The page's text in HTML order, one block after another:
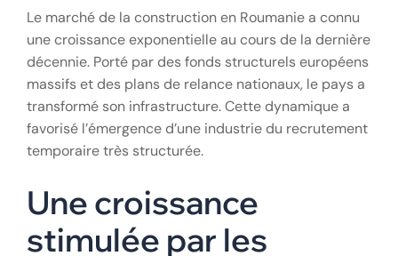
Le marché de la construction en Roumanie a connu
une croissance exponentielle au cours de la dernière
décennie. Porté par des fonds structurels européens
massifs et des plans de relance nationaux, le pays a
transformé son infrastructure. Cette dynamique a
favorisé l’émergence d’une industrie du recrutement
temporaire très structurée.
Une croissance
stimulée par les